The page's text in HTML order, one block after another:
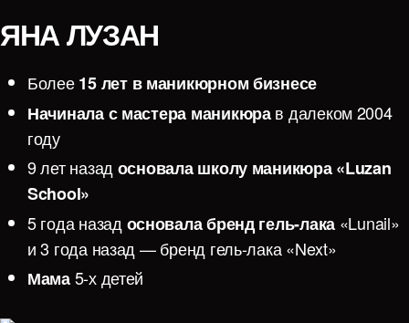
ЯНА ЛУЗАН
Более15 лет в маникюрном бизнесе
Начинала с мастера маникюрав далеком 2004
году
9 лет назад основала школу маникюра «Luzan
School»
5 года назад основала бренд гель-лака «Lunail»
и 3 года назад — бренд гель-лака «Next»
Мама5-х детей